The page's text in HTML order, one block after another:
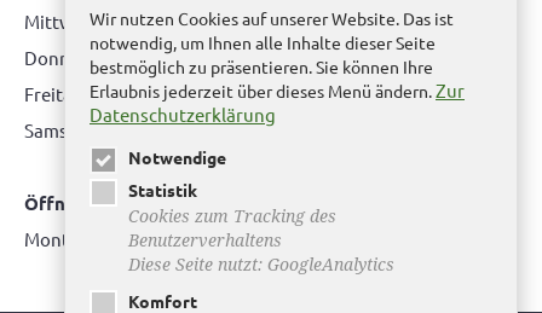
Mittwoch: nur nach Terminvereinbarung
Donnerstag: 08.00 bis 12.00 Uhr & 14.00 Uhr bis 16.00 Uhr
Freitag: nur nach Terminvereinbarung
Samstag:bitte hier klicken
Öffnungszeiten Bürgerbüro Büddenstedt
Montag: 14:00 bis 16:00 Uhr
Wir nutzen Cookies auf unserer Website. Das ist
notwendig, um Ihnen alle Inhalte dieser Seite
bestmöglich zu präsentieren. Sie können Ihre
Erlaubnis jederzeit über dieses Menü ändern.Zur
Datenschutzerklärung
Notwendige
Statistik
Cookies zum Tracking des
Benutzerverhaltens
Diese Seite nutzt: GoogleAnalytics
Komfort